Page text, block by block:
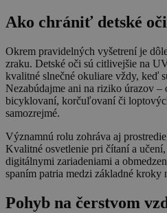
Ako chrániť detské oči
Okrem pravidelných vyšetrení je
zraku. Detské oči sú citlivejšie na
kvalitné slnečné okuliare vždy, keď
Nezabúdajme ani na riziko úrazov –
bicyklovaní, korčuľovaní či
samozrejmé.
Významnú rolu zohráva aj
Kvalitné osvetlenie pri čítaní a
digitálnymi zariadeniami a
spaním patria medzi základné kroky
Pohyb na čerstvom